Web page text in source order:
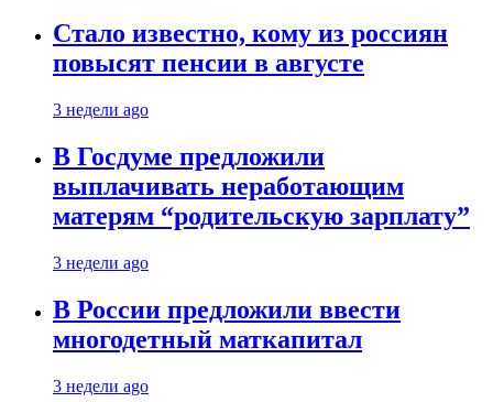
Стало известно, кому из россиян
повысят пенсии в августе
3 недели ago
В Госдуме предложили
выплачивать неработающим
матерям “родительскую зарплату”
3 недели ago
В России предложили ввести
многодетный маткапитал
3 недели ago